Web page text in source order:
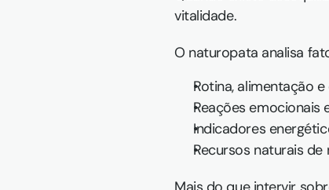
vitalidade.
O naturopata analisa
Rotina, alimentação
Reações emocionais
Indicadores
Recursos naturais